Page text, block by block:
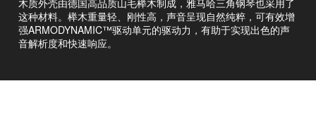
木质外壳由德国高品质山毛榉木制成，雅马哈三角钢琴也采用了
这种材料。榉木重量轻、刚性高，声音呈现自然纯粹，可有效增
强ARMODYNAMIC™驱动单元的驱动力，有助于实现出色的声
音解析度和快速响应。